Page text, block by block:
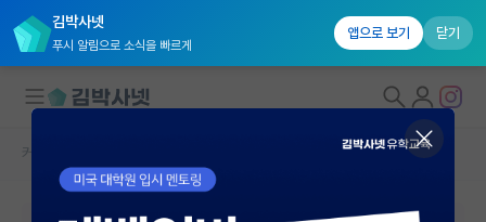
김박사넷
푸시 알림으로 소식을 빠르게
앱으로 보기 닫기
대학원생 모집
커뮤니티 홈
본문이 수정되지 않는 박제글입니다.